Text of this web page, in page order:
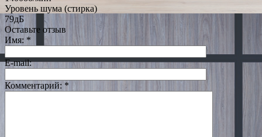
Уровень шума (стирка)
79дБ
Оставьте отзыв
Имя: *
E-mail:
Комментарий: *